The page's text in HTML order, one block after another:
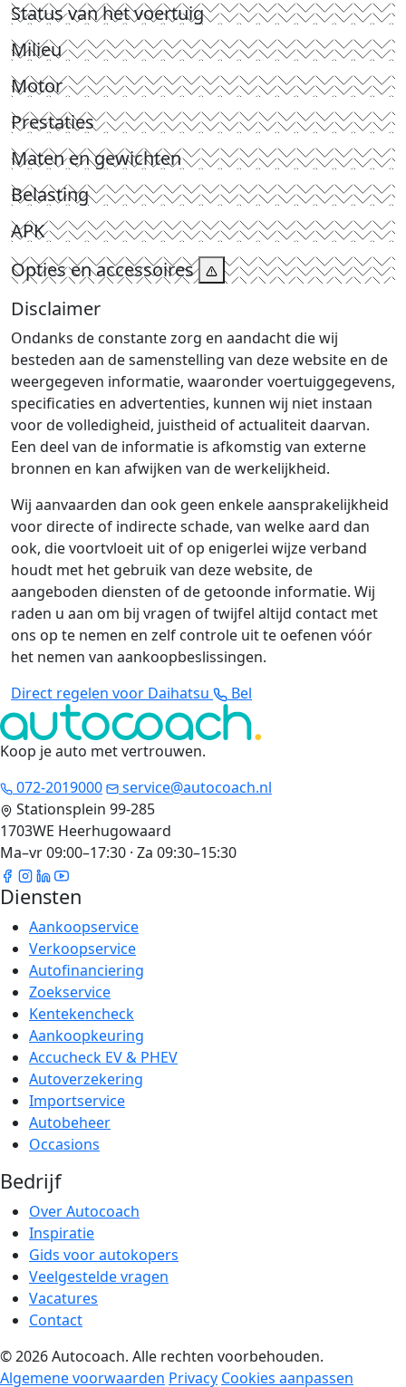
Status van het voertuig
Milieu
Motor
Prestaties
Maten en gewichten
Belasting
APK
Opties en accessoires
Disclaimer
Ondanks de constante zorg en aandacht die wij
besteden aan de samenstelling van deze website en de
weergegeven informatie, waaronder voertuiggegevens,
specificaties en advertenties, kunnen wij niet instaan
voor de volledigheid, juistheid of actualiteit daarvan.
Een deel van de informatie is afkomstig van externe
bronnen en kan afwijken van de werkelijkheid.
Wij aanvaarden dan ook geen enkele aansprakelijkheid
voor directe of indirecte schade, van welke aard dan
ook, die voortvloeit uit of op enigerlei wijze verband
houdt met het gebruik van deze website, de
aangeboden diensten of de getoonde informatie. Wij
raden u aan om bij vragen of twijfel altijd contact met
ons op te nemen en zelf controle uit te oefenen vóór
het nemen van aankoopbeslissingen.
Direct regelen voor Daihatsu
Bel
Koop je auto met vertrouwen.
072-2019000
service@autocoach.nl
Stationsplein 99-285
1703WE Heerhugowaard
Ma–vr 09:00–17:30 · Za 09:30–15:30
Diensten
Aankoopservice
Verkoopservice
Autofinanciering
Zoekservice
Kentekencheck
Aankoopkeuring
Accucheck EV & PHEV
Autoverzekering
Importservice
Autobeheer
Occasions
Bedrijf
Over Autocoach
Inspiratie
Gids voor autokopers
Veelgestelde vragen
Vacatures
Contact
© 2026 Autocoach. Alle rechten voorbehouden.
Algemene voorwaarden Privacy Cookies aanpassen